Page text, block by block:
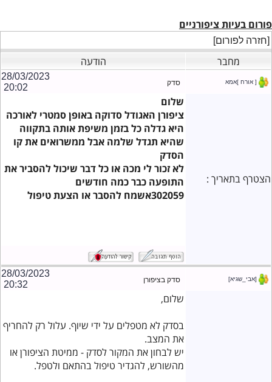
פורום בעיות ציפורניים
[חזרה לפורום]
מחבר הודעה
[ אורח ]אמא סדק
28/03/2023
20:02
הצטרף בתאריך :
שלום
ציפורן האגודל סדוקה באופן סמטרי לאורכה
היא גדלה כל בזמן משיפת אותה בתקווה
שהיא תגדל שלמה אבל ממשרואים את קו
הסדק
לא זכור לי מכה או כל דבר שיכול להסביר את
התופעה כבר כמה חודשים
302059אשמח להסבר או הצעת טיפול
[אבי_שגיא] סדק בציפורן
28/03/2023
20:32
שלום,
בסדק לא מטפלים על ידי שיוף. עלול רק להחריף
את המצב.
יש לבחון את המקור לסדק - ממיטת הציפורן או
מהשורש, להגדיר טיפול בהתאם ולטפל.